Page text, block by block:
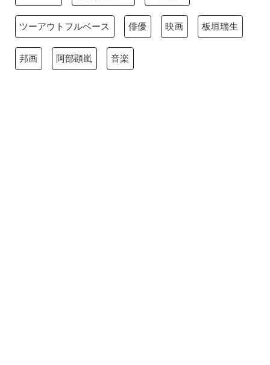
ツーアウトフルベース 俳優 映画 板垣瑞生
邦画 阿部顕嵐 音楽